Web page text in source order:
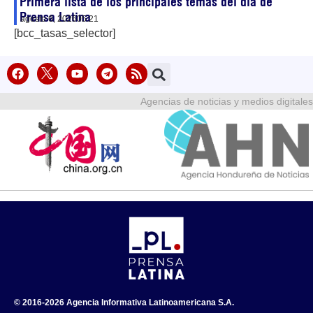
Prensa Latina
agosto 6, 202605:21
[bcc_tasas_selector]
Agencias de noticias y medios digitales
© 2016-2026 Agencia Informativa Latinoamericana S.A.